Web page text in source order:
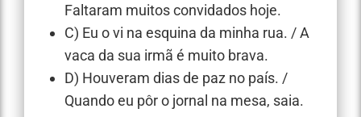
Faltaram muitos convidados hoje.
C) Eu o vi na esquina da minha rua. / A
vaca da sua irmã é muito brava.
D) Houveram dias de paz no país. /
Quando eu pôr o jornal na mesa, saia.